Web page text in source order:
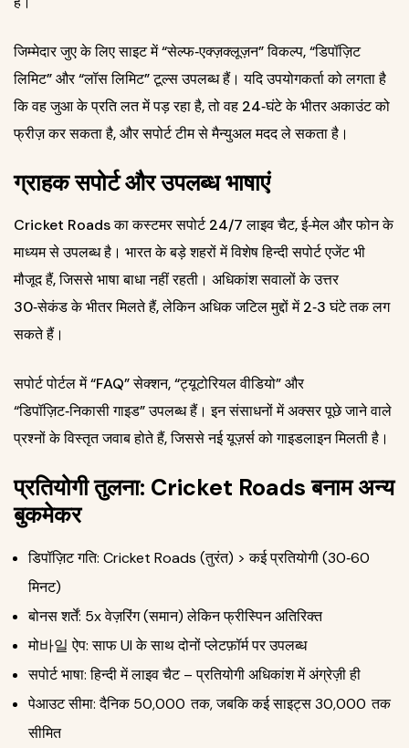
जिम्मेदार जुए के लिए साइट में “सेल्फ‑एक्ज़क्लूज़न” विकल्प, “डिपॉज़िट
लिमिट” और “लॉस लिमिट” टूल्स उपलब्ध हैं। यदि उपयोगकर्ता को लगता है
कि वह जुआ के प्रति लत में पड़ रहा है, तो वह 24‑घंटे के भीतर अकाउंट को
फ्रीज़ कर सकता है, और सपोर्ट टीम से मैन्युअल मदद ले सकता है।
ग्राहक सपोर्ट और उपलब्ध भाषाएं
Cricket Roads का कस्टमर सपोर्ट 24/7 लाइव चैट, ई‑मेल और फोन के
माध्यम से उपलब्ध है। भारत के बड़े शहरों में विशेष हिन्दी सपोर्ट एजेंट भी
मौजूद हैं, जिससे भाषा बाधा नहीं रहती। अधिकांश सवालों के उत्तर
30‑सेकंड के भीतर मिलते हैं, लेकिन अधिक जटिल मुद्दों में 2‑3 घंटे तक लग
सकते हैं।
सपोर्ट पोर्टल में “FAQ” सेक्शन, “ट्यूटोरियल वीडियो” और
“डिपॉज़िट‑निकासी गाइड” उपलब्ध हैं। इन संसाधनों में अक्सर पूछे जाने वाले
प्रश्नों के विस्तृत जवाब होते हैं, जिससे नई यूज़र्स को गाइडलाइन मिलती है।
प्रतियोगी तुलना: Cricket Roads बनाम अन्य
बुकमेकर
डिपॉज़िट गति: Cricket Roads (तुरंत) > कई प्रतियोगी (30‑60
मिनट)
बोनस शर्तें: 5x वेज़रिंग (समान) लेकिन फ्रीस्पिन अतिरिक्त
मो바일 ऐप: साफ UI के साथ दोनों प्लेटफ़ॉर्म पर उपलब्ध
सपोर्ट भाषा: हिन्दी में लाइव चैट – प्रतियोगी अधिकांश में अंग्रेज़ी ही
पेआउट सीमा: दैनिक 50,000 ₹ तक, जबकि कई साइट्स 30,000 ₹ तक
सीमित